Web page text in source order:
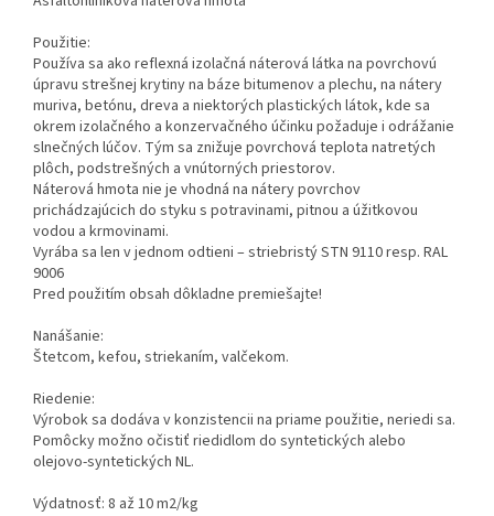
Použitie:
Používa sa ako reflexná izolačná náterová látka na povrchovú
úpravu strešnej krytiny na báze bitumenov a plechu, na nátery
muriva, betónu, dreva a niektorých plastických látok, kde sa
okrem izolačného a konzervačného účinku požaduje i odrážanie
slnečných lúčov. Tým sa znižuje povrchová teplota natretých
plôch, podstrešných a vnútorných priestorov.
Náterová hmota nie je vhodná na nátery povrchov
prichádzajúcich do styku s potravinami, pitnou a úžitkovou
vodou a krmovinami.
Vyrába sa len v jednom odtieni – striebristý STN 9110 resp. RAL
9006
Pred použitím obsah dôkladne premiešajte!
Nanášanie:
Štetcom, kefou, striekaním, valčekom.
Riedenie:
Výrobok sa dodáva v konzistencii na priame použitie, neriedi sa.
Pomôcky možno očistiť riedidlom do syntetických alebo
olejovo-syntetických NL.
Výdatnosť: 8 až 10 m2/kg